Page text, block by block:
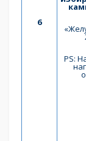
6
PS: